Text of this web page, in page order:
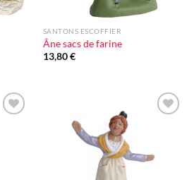
SANTONS ESCOFFIER
Âne sacs de farine
13,80€